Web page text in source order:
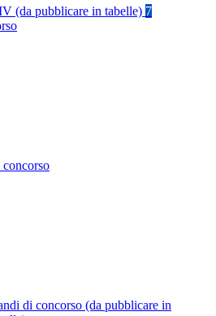
(da pubblicare in tabelle) 7
di concorso (da pubblicare in